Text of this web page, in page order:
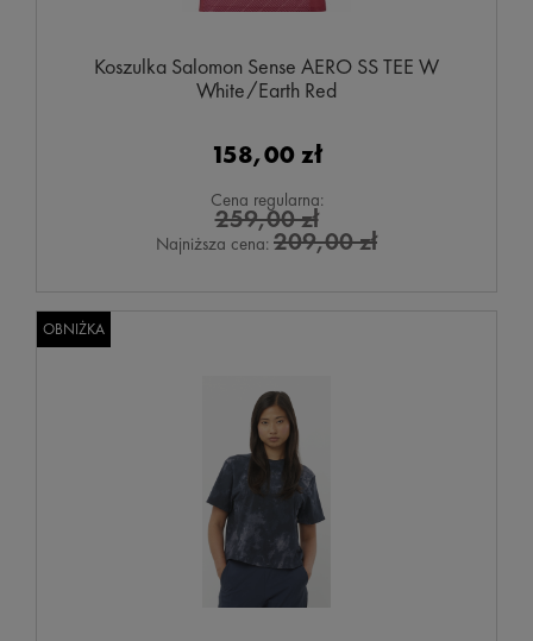
Koszulka Salomon Sense AERO SS TEE W
White/Earth Red
158,00 zł
Cena regularna:
259,00 zł
Najniższa cena: 209,00 zł
OBNIŻKA